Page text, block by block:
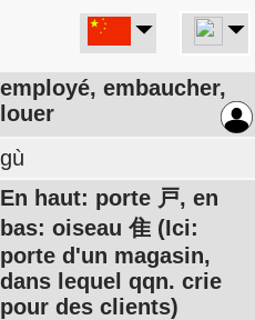
employé, embaucher,
louer
gù
En haut: porte 戸, en
bas: oiseau 隹 (Ici:
porte d'un magasin,
dans lequel qqn. crie
pour des clients)